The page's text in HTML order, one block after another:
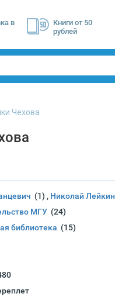
в
Книги от 50
рублей
Чехова
(1) , Николай Лейкин
МГУ (24)
библиотека (15)